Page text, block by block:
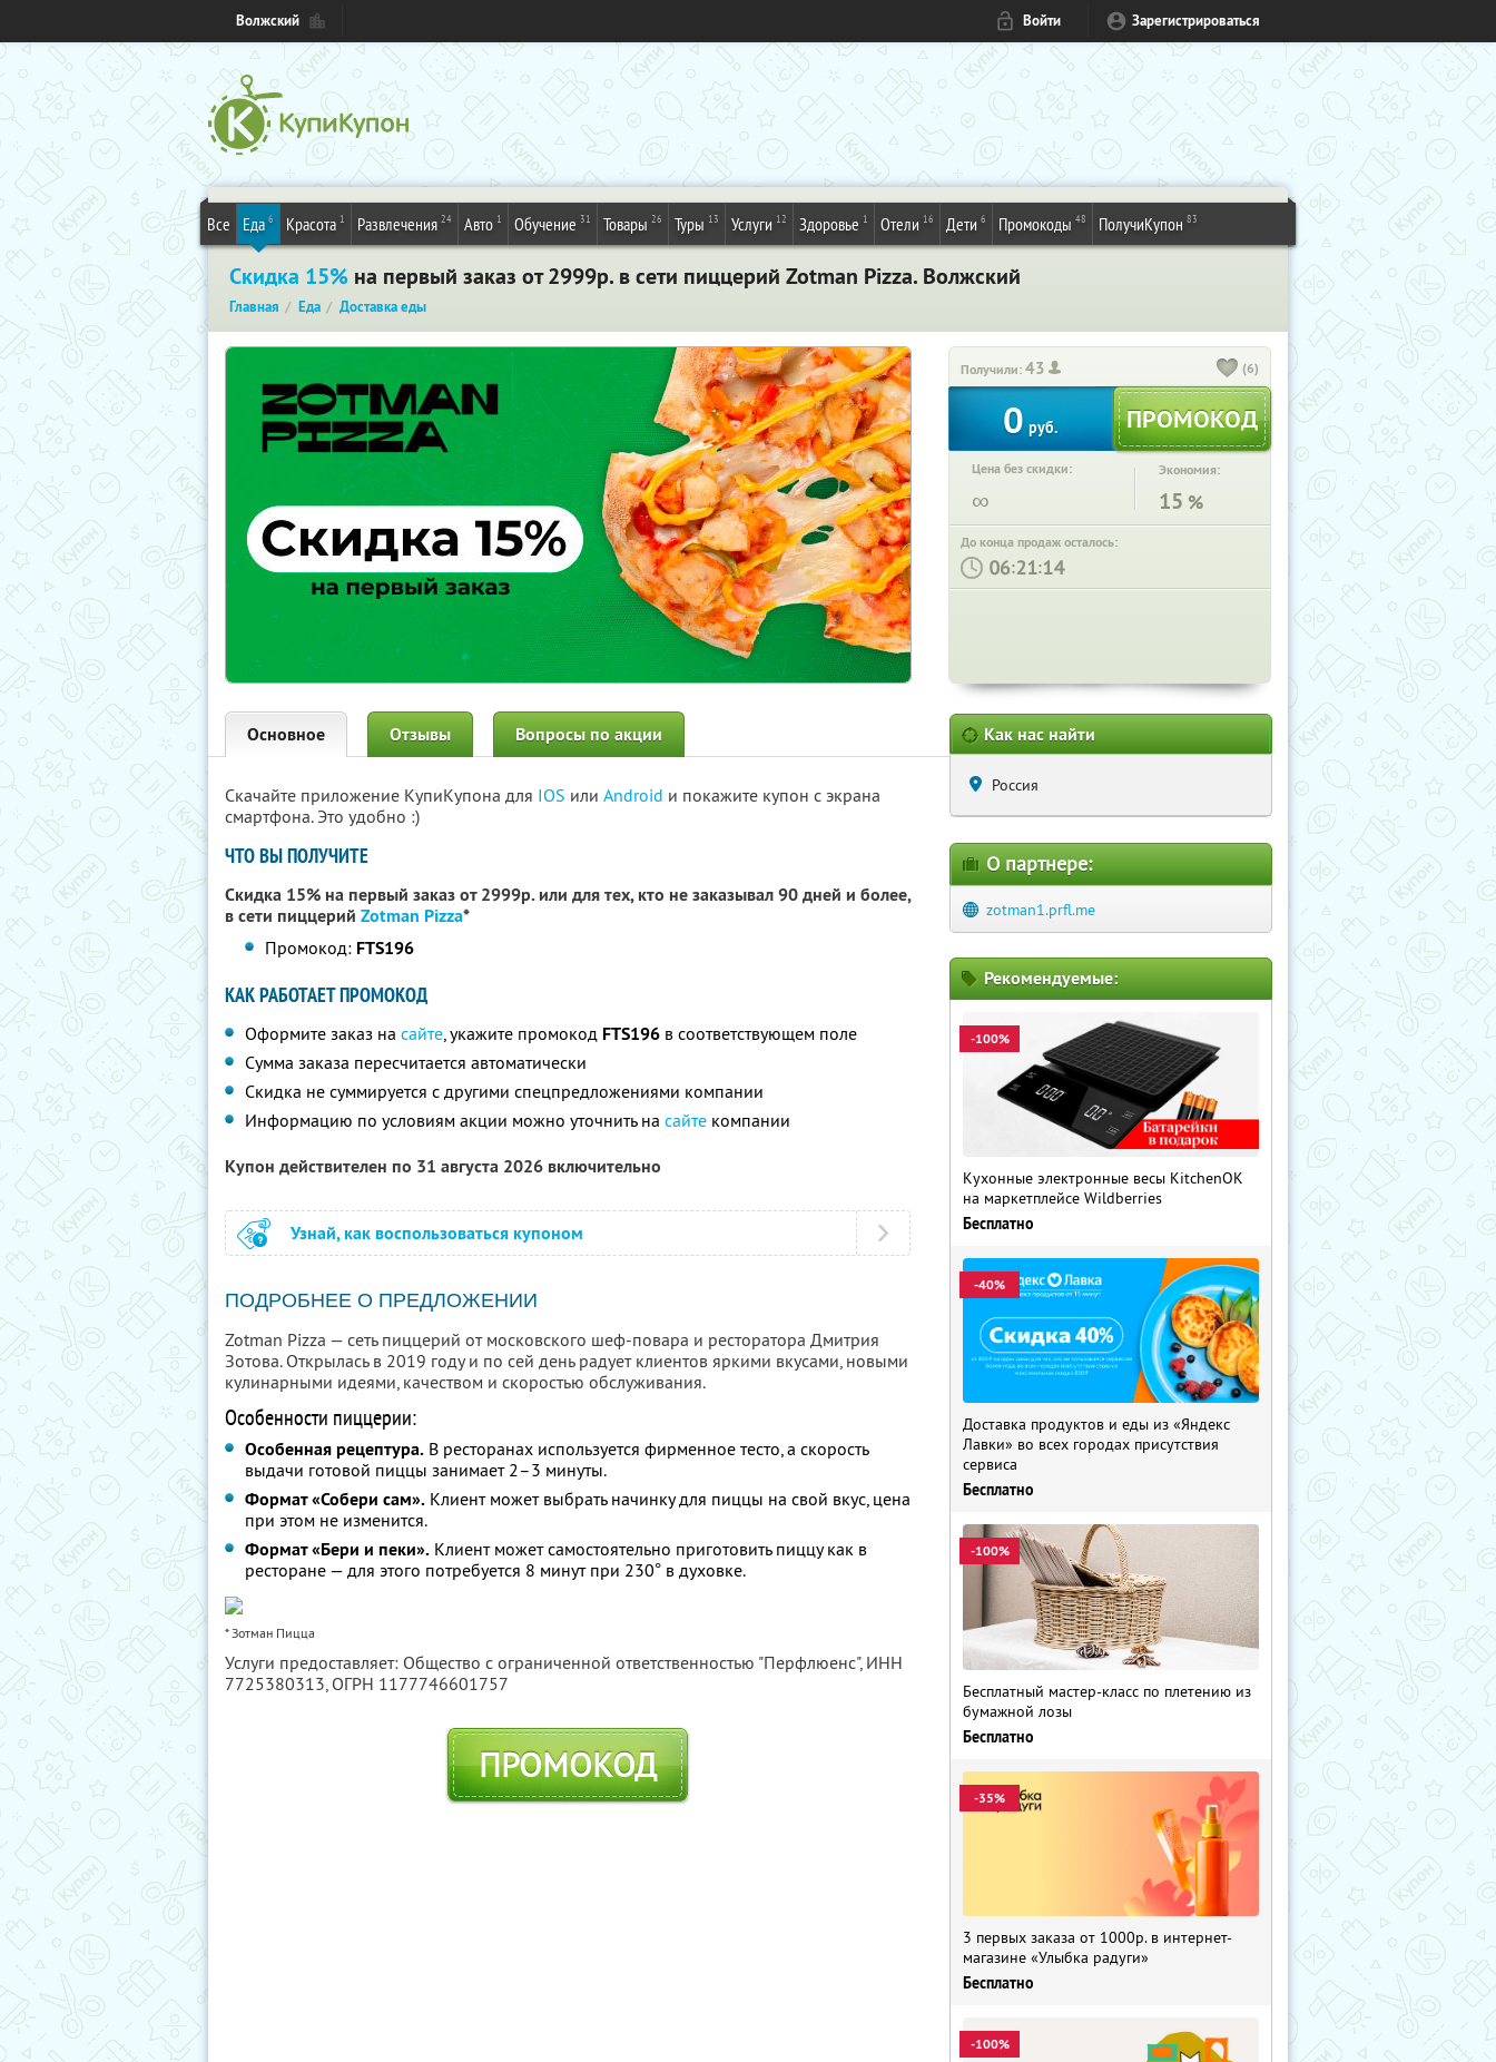
Волжский Войти Зарегистрироваться
Все Еда 6 Красота 1 Развлечения 24 Авто 1 Обучение 31 Товары 26 Туры 13 Услуги 12 Здоровье 1 Отели 16 Дети 6 Промокоды 48 ПолучиКупон 83
Скидка 15% на первый заказ от 2999р. в сети пиццерий Zotman Pizza. Волжский
Главная Еда Доставка еды
Получили:43 (6)
0 руб.
Цена без скидки:
∞
Экономия:
15 %
До конца продаж осталось:
: :
Основное Отзывы Вопросы по акции
Скачайте приложение КупиКупона для IOS или Android и покажите купон с экрана
смартфона. Это удобно :)
ЧТО ВЫ ПОЛУЧИТЕ
Скидка 15% на первый заказ от 2999р. или для тех, кто не заказывал 90 дней и более,
в сети пиццерий Zotman Pizza*
Промокод: FTS196
КАК РАБОТАЕТ ПРОМОКОД
Оформите заказ на сайте, укажите промокод FTS196 в соответствующем поле
Сумма заказа пересчитается автоматически
Скидка не суммируется с другими спецпредложениями компании
Информацию по условиям акции можно уточнить на сайте компании
Купон действителен по 31 августа 2026 включительно
Узнай, как воспользоваться купоном
ПОДРОБНЕЕ О ПРЕДЛОЖЕНИИ
Zotman Pizza — сеть пиццерий от московского шеф-повара и ресторатора Дмитрия
Зотова. Открылась в 2019 году и по сей день радует клиентов яркими вкусами, новыми
кулинарными идеями, качеством и скоростью обслуживания.
Особенности пиццерии:
Особенная рецептура. В ресторанах используется фирменное тесто, а скорость
выдачи готовой пиццы занимает 2–3 минуты.
Формат «Собери сам». Клиент может выбрать начинку для пиццы на свой вкус, цена
при этом не изменится.
Формат «Бери и пеки». Клиент может самостоятельно приготовить пиццу как в
ресторане — для этого потребуется 8 минут при 230° в духовке.
* Зотман Пицца
Услуги предоставляет: Общество с ограниченной ответственностью "Перфлюенс", ИНН
7725380313, ОГРН 1177746601757
ПРОМОКОД
Как нас найти
Россия
О партнере:
zotman1.prfl.me
Рекомендуемые:
-100%
Кухонные электронные весы KitchenOK
на маркетплейсе Wildberries
Бесплатно
-40%
Доставка продуктов и еды из «Яндекс
Лавки» во всех городах присутствия
сервиса
Бесплатно
-100%
Бесплатный мастер-класс по плетению из
бумажной лозы
Бесплатно
-35%
3 первых заказа от 1000р. в интернет-
магазине «Улыбка радуги»
Бесплатно
-100%